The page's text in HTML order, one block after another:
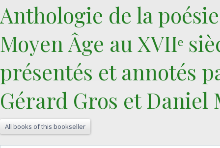
‎Anthologie de la
Moyen Âge au XVIIᵉ
présentés et annotés
Gérard Gros et Daniel
All books of this bookseller